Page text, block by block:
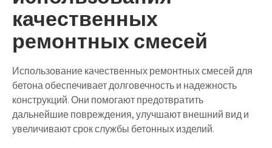
качественных
ремонтных смесей
Использование качественных ремонтных смесей для
бетона обеспечивает долговечность и надежность
конструкций. Они помогают предотвратить
дальнейшие повреждения, улучшают внешний вид и
увеличивают срок службы бетонных изделий.